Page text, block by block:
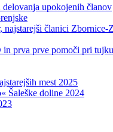
delovanja upokojenih članov
najstarejši članici Zbornice-
in prva prve pomoči pri
mest 2025
Šaleške doline 2024